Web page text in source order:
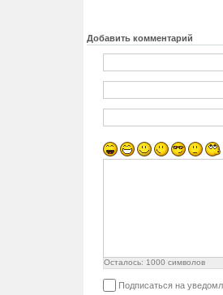
Добавить комментарий
Осталось: 1000 символов
Подписаться на